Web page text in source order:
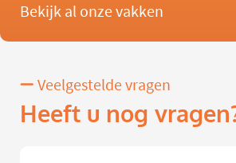
Bekijk al onze vakken
Veelgestelde vragen
Heeft u nog